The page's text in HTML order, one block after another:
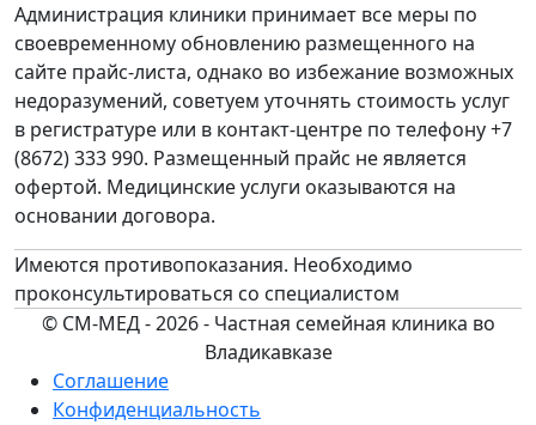
Администрация клиники принимает все меры по
своевременному обновлению размещенного на
сайте прайс-листа, однако во избежание возможных
недоразумений, советуем уточнять стоимость услуг
в регистратуре или в контакт-центре по телефону +7
(8672) 333 990. Размещенный прайс не является
офертой. Медицинские услуги оказываются на
основании договора.
Имеются противопоказания. Необходимо
проконсультироваться со специалистом
© СМ-МЕД - 2026 - Частная семейная клиника во
Владикавказе
Соглашение
Конфиденциальность